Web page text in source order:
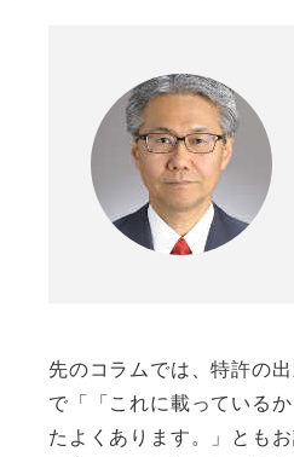
先のコラムでは、特許の
で「「これに載っている
たよくあります。」とも